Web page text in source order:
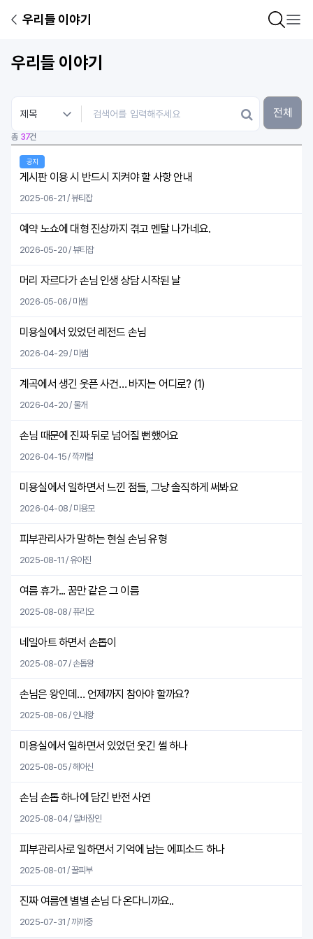
우리들 이야기
우리들 이야기
총 37건
전체
공지
게시판 이용 시 반드시 지켜야 할 사항 안내
2025-06-21 / 뷰티잡
예약 노쇼에 대형 진상까지 겪고 멘탈 나가네요.
2026-05-20 / 뷰티잡
머리 자르다가 손님 인생 상담 시작된 날
2026-05-06 / 미쌤
미용실에서 있었던 레전드 손님
2026-04-29 / 미쌤
계곡에서 생긴 웃픈 사건… 바지는 어디로? (1)
2026-04-20 / 물개
손님 때문에 진짜 뒤로 넘어질 뻔했어요
2026-04-15 / 깍까털
미용실에서 일하면서 느낀 점들, 그냥 솔직하게 써봐요
2026-04-08 / 미용모
피부관리사가 말하는 현실 손님 유형
2025-08-11 / 유아진
여름 휴가... 꿈만 같은 그 이름
2025-08-08 / 퓨리오
네일아트 하면서 손톱이
2025-08-07 / 손톱왕
손님은 왕인데… 언제까지 참아야 할까요?
2025-08-06 / 인내왕
미용실에서 일하면서 있었던 웃긴 썰 하나
2025-08-05 / 헤어신
손님 손톱 하나에 담긴 반전 사연
2025-08-04 / 알바장인
피부관리사로 일하면서 기억에 남는 에피소드 하나
2025-08-01 / 꿀피부
진짜 여름엔 별별 손님 다 온다니까요..
2025-07-31 / 까까중